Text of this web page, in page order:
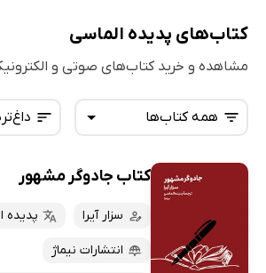
کتاب‌های پدیده الماسی
مشاهده و خرید کتاب‌های صوتی و
تازه‌ها
همه کتاب‌ها
همه کتاب‌ها
کتاب‌های متنی
کتاب جادوگر مشهور
سزار آیرا پدیده
انتشارات نیماژ